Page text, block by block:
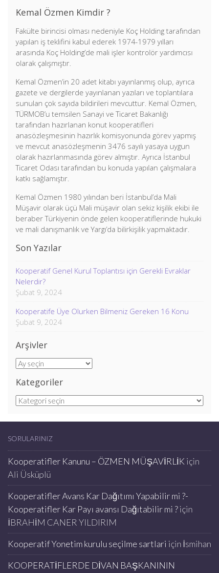
Kemal Özmen Kimdir ?
Fakülte birincisi olması nedeniyle Koç Holding tarafından
yapılan iş teklifini kabul ederek 1974-1979 yılları
arasında Koç Holding’de mali işler kontrolör yardımcısı
olarak çalışmıştır.
Kemal Özmen’in 20 adet kitabı yayınlanmış olup, ayrıca
gazete ve dergilerde yayınlanan yazıları ve toplantılara
sunulan çok sayıda bildirileri mevcuttur. Kemal Özmen,
TÜRMOB’u temsilen Sanayi ve Ticaret Bakanlığı
tarafından hazırlanan konut kooperatifleri
anasözleşmesinin hazırlık komisyonunda görev yapmış
ve mevcut anasözleşmenin 3476 sayılı yasaya uygun
olarak hazırlanmasında görev almıştır. Ayrıca İstanbul
Ticaret Odası tarafından bu konuda yapılan çalışmalara
katkı sağlamıştır.
Kemal Özmen 1980 yılından beri İstanbul’da Mali
Müşavir olarak üçü Mali müşavir olan sekiz kişilik ekibi ile
beraber Türkiyenin önde gelen kooperatiflerinde hukuki
ve mali danışmanlık ve Yargı’da bilirkişilik yapmaktadır.
Son Yazılar
Kooperatif Genel Kurul Toplantısı için Gerekli Evraklar
Nelerdir?
Şubat 9, 2024
Kooperatife Üye Olurken Bilmeniz Gereken 16 Konu
Şubat 9, 2024
Arşivler
Arşivler
Kategoriler
Kategoriler
SORULARINIZ
Kooperatifler Kanunu – ÖZMEN MÜŞAVİRLİK için
Ali Üsküplü
Kooperatifler Avans Kar Dağıtımı Yapabilir mi ?-
Kooperatifler Kar Payı avansı Dağıtabilir mi ?için
İBRAHİM CANER YILDIRIM
Kooperatif Yonetim kurulu seçilme sartlari için İsmihan
KOOPERATİFLERDE DİVAN BAŞKANININ